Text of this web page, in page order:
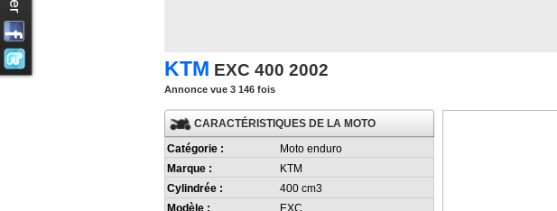
KTM EXC 400 2002
Annonce vue 3 146 fois
CARACTÉRISTIQUES DE LA MOTO
Catégorie :
Moto enduro
Marque :
KTM
Cylindrée :
400 cm3